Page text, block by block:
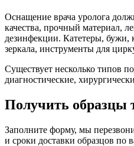
Оснащение врача уролога
качества, прочный материал,
дезинфекции. Катетеры, бужи,
зеркала, инструменты для
Существует несколько типов
диагностические,
Получить образцы
Заполните форму, мы
и сроки доставки образцов по